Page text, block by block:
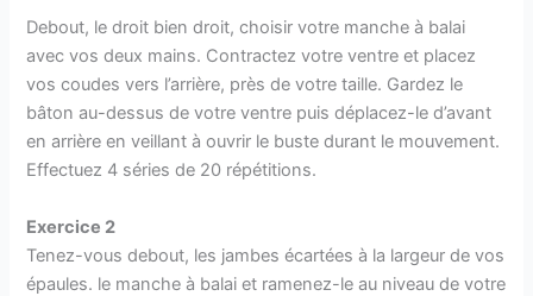
Debout, le droit bien droit, choisir votre manche à balai
avec vos deux mains. Contractez votre ventre et placez
vos coudes vers l’arrière, près de votre taille. Gardez le
bâton au-dessus de votre ventre puis déplacez-le d’avant
en arrière en veillant à ouvrir le buste durant le mouvement.
Effectuez 4 séries de 20 répétitions.
Exercice 2
Tenez-vous debout, les jambes écartées à la largeur de vos
épaules. le manche à balai et ramenez-le au niveau de votre